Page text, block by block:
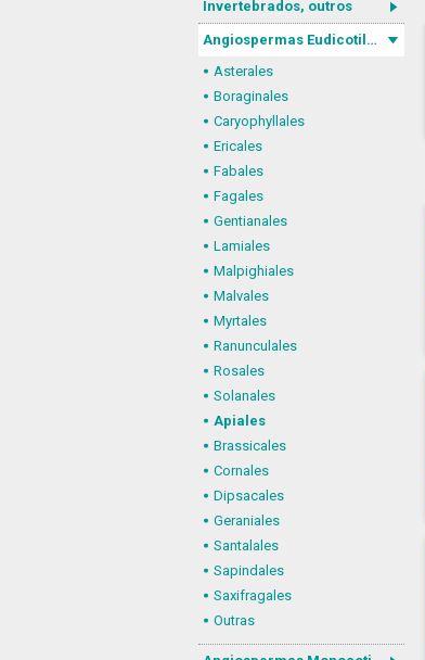
Invertebrados, outros
Angiospermas Eudicotiledôneas
Asterales
Boraginales
Caryophyllales
Ericales
Fabales
Fagales
Gentianales
Lamiales
Malpighiales
Malvales
Myrtales
Ranunculales
Rosales
Solanales
Apiales
Brassicales
Cornales
Dipsacales
Geraniales
Santalales
Sapindales
Saxifragales
Outras